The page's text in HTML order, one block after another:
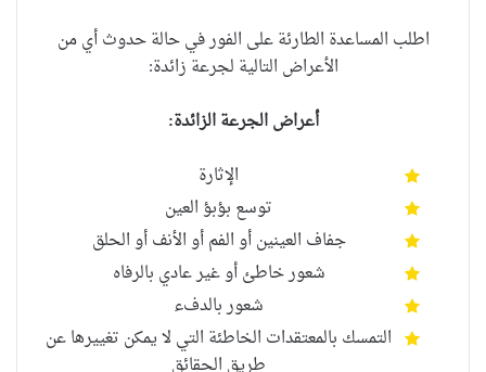
اطلب المساعدة الطارئة على الفور في حالة حدوث أي من
الأعراض التالية لجرعة زائدة:
أعراض الجرعة الزائدة:
الإثارة
توسع بؤبؤ العين
جفاف العينين أو الفم أو الأنف أو الحلق
شعور خاطئ أو غير عادي بالرفاه
شعور بالدفء
التمسك بالمعتقدات الخاطئة التي لا يمكن تغييرها عن
طريق الحقائق